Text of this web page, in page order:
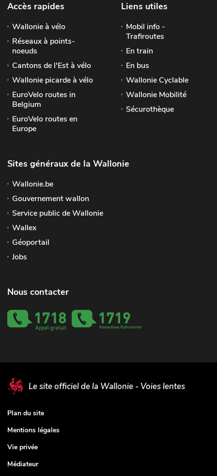
Accès rapides
Wallonie à vélo
Réseaux à points-
noeuds
Cantons de l'Est à vélo
Wallonie picarde à vélo
EuroVelo routes in
Belgium
EuroVelo routes en
Europe
Liens utiles
Mobil info -
Trafiroutes
En train
En bus
Wallonie Cyclable
Wallonie Mobilité
Sécurothèque
Sites généraux de la Wallonie
Wallonie.be
Gouvernement wallon
Service public de Wallonie
Wallex
Géoportail
Jobs
Nous contacter
Le site officiel de la Wallonie - Voies lentes
Plan du site
Mentions légales
Vie privée
Médiateur